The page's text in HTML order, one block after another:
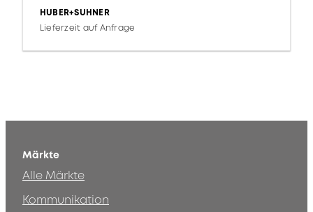
HUBER+SUHNER
Lieferzeit auf Anfrage
Märkte
Alle Märkte
Kommunikation